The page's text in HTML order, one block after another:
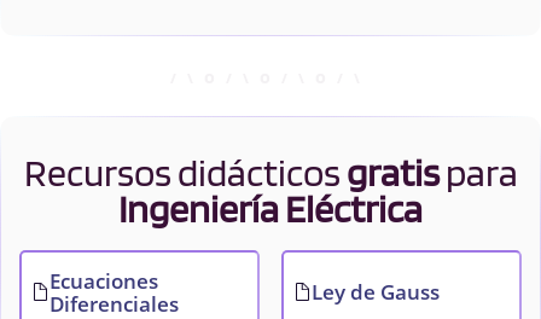
Recursos didácticosgratispara
Ingeniería Eléctrica
Ecuaciones
Diferenciales
Ley de Gauss